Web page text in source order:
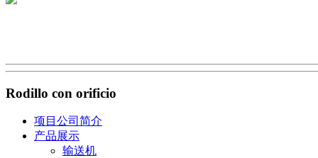
Rodillo con orificio
项目公司简介
产品展示
输送机